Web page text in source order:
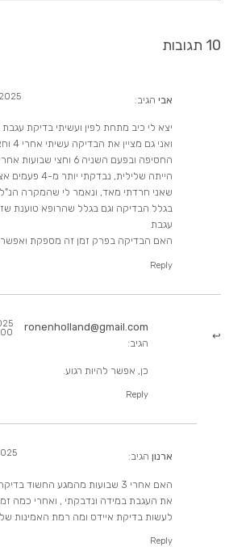
10 תגובות
אבי הגיב: 07/03/
יצא לי כיב מתחת לפין ועשיתי בדיקת
ואני גם
החסיפה ובפעם השניה 6
הייתה שלילית,
שאני חרדתי מאד, ונאמר לי שהמקרה
בגלל הבדיקה וגם בגלל שהרופא טוענת
עגבת
האם הבדיקה בפרק זמן זה מספקת ואפשר
Reply
ronenholland@gmail.com
הגיב:
כן, אפשר להיות רגוע.
Reply
ארנון הגיב: 21/02/
את העגבת במידה ונדבקתי , ואחרי כמה
לעשות בדיקת איידס ומה רמת האמינות
Reply